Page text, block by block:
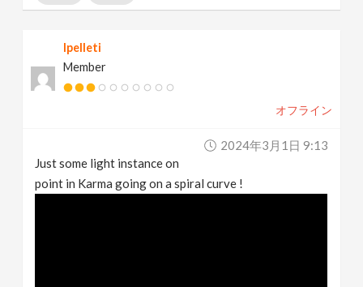
lpelleti
Member
オフライン
2024年3月1日 9:13
Just some light instance on
point in Karma going on a spiral curve !